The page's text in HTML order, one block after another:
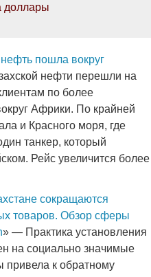
доллары
нефть пошла вокруг
нефти перешли на
по более
Африки. По крайней
и Красного моря, где
танкер, который
Рейс увеличится более
сокращаются
товаров. Обзор сферы
» — Практика установления
на социально значимые
привела к обратному